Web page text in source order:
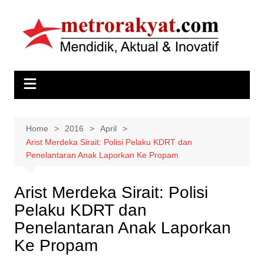
content
Home 2016
April
Arist Merdeka Sirait: Polisi Pelaku KDRT dan
Penelantaran Anak Laporkan Ke Propam
Arist Merdeka Sirait: Polisi
Pelaku KDRT dan
Penelantaran Anak Laporkan
Ke Propam